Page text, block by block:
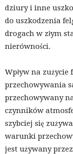
dziury i inne
do uszkodzenia
drogach w złym
nierówności.
Wpływ na zużycie
przechowywania
przechowywany
czynników
szybciej się
warunki
jest używany przez